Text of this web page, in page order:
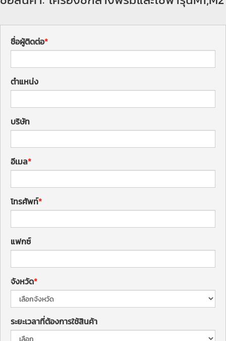
ชื่อผู้ติดต่อ
ตำแหน่ง
บริษัท
อีเมล
โทรศัพท์
แฟกซ์
จังหวัด
ระยะเวลาที่ต้องการใช้สินค้า